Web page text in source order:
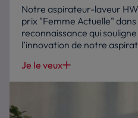
Notre aspirateur-laveur
prix "Femme Actuelle"
reconnaissance qui
l’innovation de notre
Je le veux